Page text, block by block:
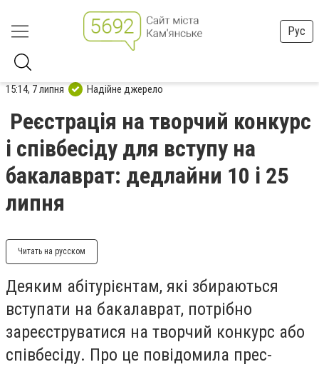
Рус
15:14, 7 липня Надійне джерело
Реєстрація на творчий конкурс
і співбесіду для вступу на
бакалаврат: дедлайни 10 і 25
липня
Читать на русском
Деяким абітурієнтам, які збираються
вступати на бакалаврат, потрібно
зареєструватися на творчий конкурс або
співбесіду. Про це повідомила прес-